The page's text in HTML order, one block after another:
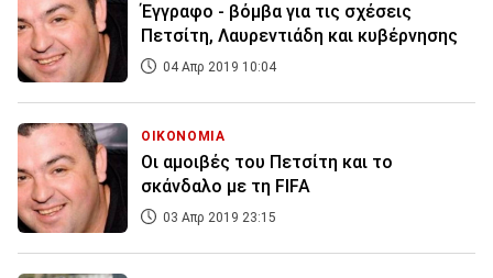
Έγγραφο - βόμβα για τις σχέσεις
Πετσίτη, Λαυρεντιάδη και κυβέρνησης
04 Απρ 2019 10:04
ΟΙΚΟΝΟΜΙΑ
Οι αμοιβές του Πετσίτη και το
σκάνδαλο με τη FIFA
03 Απρ 2019 23:15